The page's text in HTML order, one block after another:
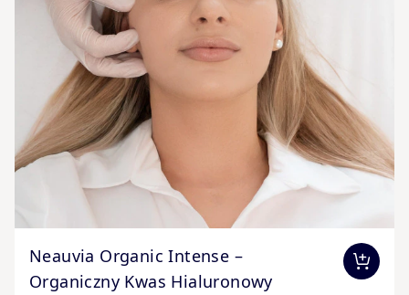
Neauvia Organic Intense –
Organiczny Kwas Hialuronowy
The price depends on the options chosen on the